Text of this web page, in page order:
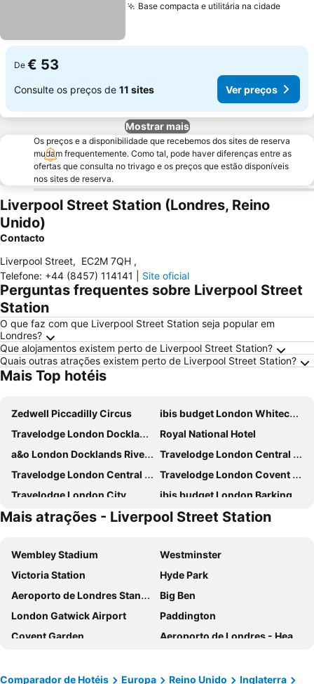
Base compacta e utilitária na cidadeVer
De € 53
Consulte os preços de 11 sites Ver preços
Mostrar mais
Os preços e a disponibilidade que recebemos dos sites de reserva
mudam frequentemente. Como tal, pode haver diferenças entre as
ofertas que consulta no trivago e os preços que estão disponíveis
nos sites de reserva.
Liverpool Street Station (Londres, Reino
Unido)
Contacto
Liverpool Street, EC2M 7QH ,
Telefone: +44 (8457) 114141 Site oficial
Perguntas frequentes sobre Liverpool Street
Station
O que faz com que Liverpool Street Station seja popular em
Londres?
Que alojamentos existem perto de Liverpool Street Station?
Quais outras atrações existem perto de Liverpool Street Station?
Mais Top hotéis
Zedwell Piccadilly Circus
ibis budget London Whitechapel - Brick Lane
Travelodge London Docklands Central
Royal National Hotel
a&o London Docklands Riverside
Travelodge London Central Elephant and Castle
Travelodge London Central City Road
Travelodge London Covent Garden
Travelodge London City
ibis budget London Barking
Travelodge London Central Kings Cross
Charlotte Street Rooms by News Hotel
Travelodge London Kings Cross Royal Scot
Park Grand Paddington Court
Copthorne Tara Hotel London Kensington
Travelodge London Liverpool Street
Park Grand Hyde Park
Travelodge London Central Waterloo
Britannia Inn Hotel
Travelodge London Manor House
Travelodge London Central Southwark
Travelodge London Wembley
Novotel London West
Premier Inn London County Hall
Mais atrações - Liverpool Street Station
Wembley Stadium
Westminster
Victoria Station
Hyde Park
Aeroporto de Londres Stansted
Big Ben
London Gatwick Airport
Paddington
Covent Garden
Aeroporto de Londres - Heathrow
Kings Cross
Metrô de Londres
Comparador de Hotéis Europa Reino Unido
Inglaterra